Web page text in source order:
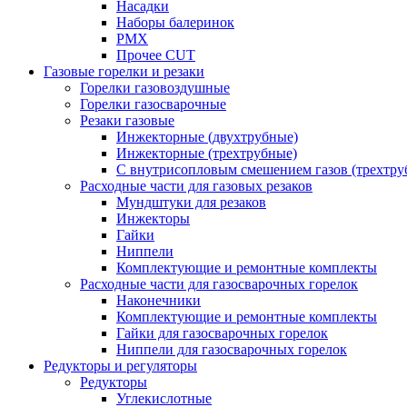
Насадки
Наборы балеринок
PMX
Прочее CUT
Газовые горелки и резаки
Горелки газовоздушные
Горелки газосварочные
Резаки газовые
Инжекторные (двухтрубные)
Инжекторные (трехтрубные)
С внутрисопловым смешением газов
Расходные части для газовых резаков
Мундштуки для резаков
Инжекторы
Гайки
Ниппели
Комплектующие и ремонтные комплекты
Расходные части для газосварочных горелок
Наконечники
Комплектующие и ремонтные комплекты
Гайки для газосварочных горелок
Ниппели для газосварочных горелок
Редукторы и регуляторы
Редукторы
Углекислотные